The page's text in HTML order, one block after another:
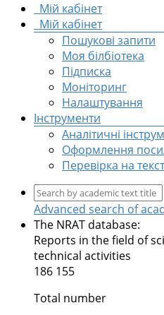
Мій кабінет
Мій кабінет
Пошукові запити
Моя білбіотека
Підписка
Моніторинг
Налаштування
Інструменти
Аналітичні
Оформлення
Перевірка на
Advanced search of
The NRAT database:
Reports in the field of
technical activities
186 155
Total number